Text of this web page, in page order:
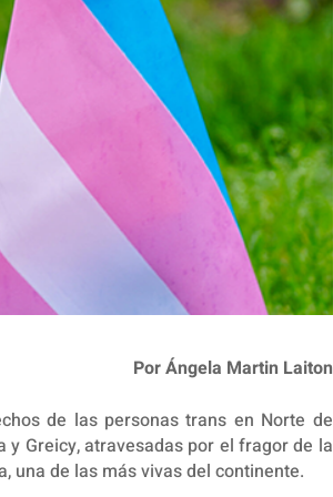
Por Ángela Martin Laiton
de las personas trans en Norte de
y Greicy, atravesadas por el fragor de la
una de las más vivas del continente.